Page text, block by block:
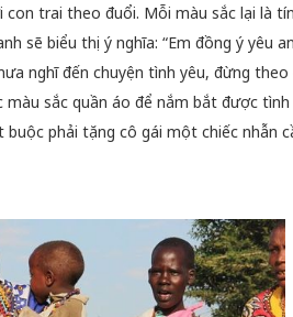
trai theo đuổi. Mỗi màu sắc lại là
sẽ biểu thị ý nghĩa: “Em đồng ý yêu
nghĩ đến chuyện tình yêu, đừng
sắc quần áo để nắm bắt được tình
phải tặng cô gái một chiếc nhẫn